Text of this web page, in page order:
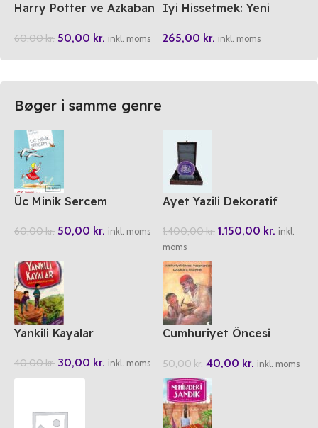
Harry Potter ve Azkaban
60,00kr. 50,00 kr. inkl. moms
Iyi Hissetmek: Yeni
265,00 kr. inkl. moms
Bøger i samme genre
Üc Minik Sercem
60,00kr. 50,00 kr. inkl. moms
Ayet Yazili Dekoratif
1.400,00kr. 1.150,00 kr. inkl.
moms
Yankili Kayalar
40,00kr. 30,00 kr. inkl. moms
Cumhuriyet Öncesi
Hikayeler
50,00kr. 40,00 kr. inkl. moms